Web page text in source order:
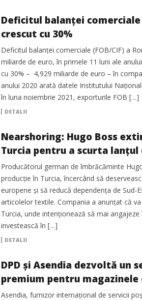
Deficitul balanţei comerciale
crescut cu 30%
Deficitul balanţei comerciale (FOB/CIF) a
miliarde de euro, în primele 11 luni ale
cu 30% – 4,929 miliarde de euro – în
anului 2020 arată datele Institutului
în luna noiembrie 2021, exporturile FOB […]
DETALII
Nearshoring: Hugo Boss
Turcia pentru a scurta
Producătorul german de îmbrăcăminte
producție în Turcia, încercând să
europene și să reducă dependența de Sud-
articolelor textile. Compania a anunțat că
Turcia, unde intenționează să mai
investească în […]
DETALII
DPD și Asendia dezvoltă un
premium pentru magazinele
Asendia, furnizor internațional de servicii